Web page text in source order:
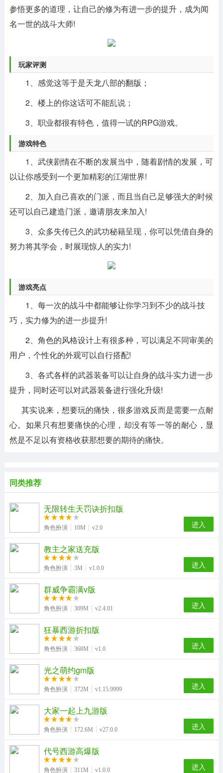
参悟更多的道理，让自己的修为有进一步的提升，成为闻
名一世的战斗大师!
玩家评测
1、感觉这等于是天龙八部的翻版；
2、楼上的你这话可不能乱说；
3、职业都很有特色，值得一试的RPG游戏。
游戏特色
1、武侠剧情在不断的发展当中，随着剧情的发展，可
以让你感受到一个更加精彩的江湖世界!
2、加入自己喜欢的门派，而且当自己足够强大的时候
还可以自己建造门派，邀请朋友来加入!
3、众多失传已久的武功秘籍呈现，你可以凭借自身的
努力将其学会，时展现惊人的实力!
游戏亮点
1、每一次的战斗中都能够让你学习到不少的战斗技
巧，实力修为的进一步提升!
2、角色的风格设计上有很多种，可以满足不同审美的
用户，个性化的外观可以自行搭配!
3、各式各样的武器装备可以让自身的战斗实力进一步
提升，同时还可以对武器装备进行强化升级!
其实说来，想要玩的痛快，很多游戏反而是需要一点耐
心。如果只有想要痛快的心理，却没有等一等的耐心，显
然是不足以有资格收获那想要的期待的痛快。
同类推荐
无限转生天罚诀折扣版
角色扮演 10M v2.0 进入
教主之家送充版
角色扮演 3M v1.0.0 进入
群威争霸满v版
角色扮演 309M v2.4.01 进入
狂暴西游折扣版
角色扮演 368M v1.0 进入
光之萌约gm版
角色扮演 372M v1.15.9999 进入
大家一起上九游版
角色扮演 172.6M v27.0.0 进入
代号西游高爆版
角色扮演 311M v1.0.0 进入